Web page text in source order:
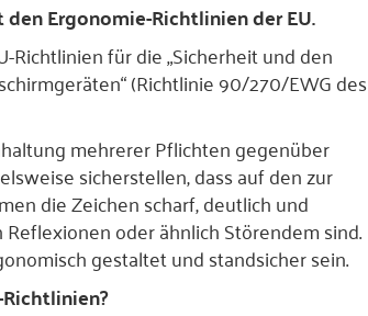
Ergonomie-Richtlinien der EU.
Richtlinien für die „Sicherheit und den
(Richtlinie 90/270/EWG des
mehrerer Pflichten gegenüber
sicherstellen, dass auf den zur
die Zeichen scharf, deutlich und
oder ähnlich Störendem sind.
gestaltet und standsicher sein.